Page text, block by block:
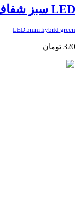
LED سبز شفاف 5MM
LED 5mm hybrid green
320 تومان